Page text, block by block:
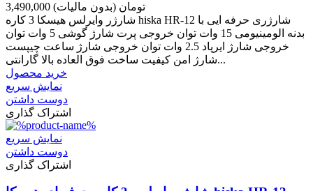
3,490,000 تومان (بدون مالیات)
شارژر وایرلس هیسکا 3 کاره hiska HR-12 شارژری حرفه ایی با
بدنه الومینیومی 15 وات توان خروجی پرت شارژ گوشی 5 وات توان
خروجی شارژ ایرپاد 2.5 وات توان خروجی شارژ ساعت چیپست
شارژ امن کیفیت ساخت فوق العاده بالا گارانتی...
خرید محصول
نمایش سریع
دوست داشتن
اشتراک گذاری
نمایش سریع
دوست داشتن
اشتراک گذاری